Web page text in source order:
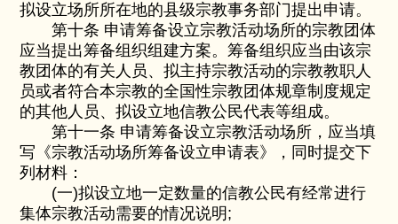
拟设立场所所在地的县级宗教事务部门提出申请。
第十条 申请筹备设立宗教活动场所的宗教团体
应当提出筹备组织组建方案。筹备组织应当由该宗
教团体的有关人员、拟主持宗教活动的宗教教职人
员或者符合本宗教的全国性宗教团体规章制度规定
的其他人员、拟设立地信教公民代表等组成。
第十一条 申请筹备设立宗教活动场所，应当填
写《宗教活动场所筹备设立申请表》，同时提交下
列材料：
(一)拟设立地一定数量的信教公民有经常进行
集体宗教活动需要的情况说明;